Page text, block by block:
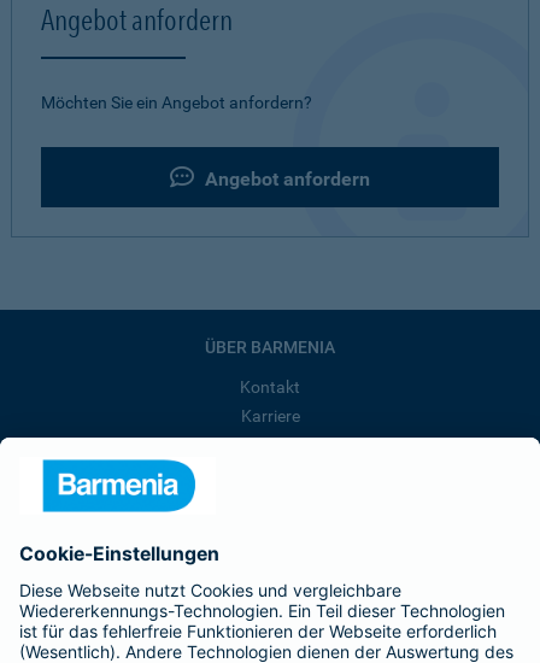
Angebot anfordern
Möchten Sie ein Angebot anfordern?
Angebot anfordern
ÜBER BARMENIA
Kontakt
Karriere
Presse
Barmenia ist Teil der BarmeniaGothaer
BELIEBTE SEITEN
Kranken-Zusatzversicherung